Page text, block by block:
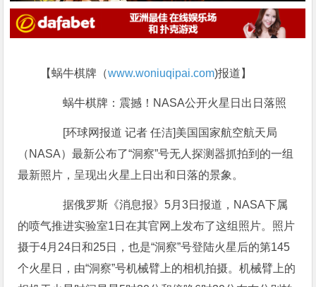
【蜗牛棋牌（www.woniuqipai.com)报道】
蜗牛棋牌：震撼！NASA公开火星日出日落照
[环球网报道 记者 任洁]美国国家航空航天局
（NASA）最新公布了“洞察”号无人探测器抓拍到的一组
最新照片，呈现出火星上日出和日落的景象。
据俄罗斯《消息报》5月3日报道，NASA下属
的喷气推进实验室1日在其官网上发布了这组照片。照片
摄于4月24日和25日，也是“洞察”号登陆火星后的第145
个火星日，由“洞察”号机械臂上的相机拍摄。机械臂上的